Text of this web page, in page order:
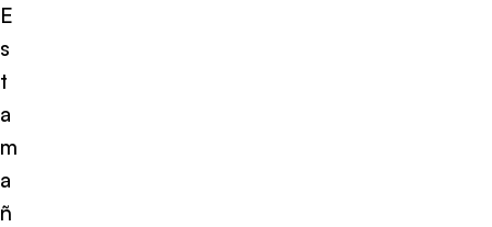
E
s
t
a
m
a
ñ